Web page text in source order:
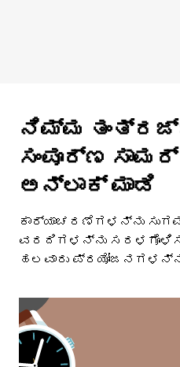
ನಿಮ್ಮ
ಸಂಪೂರ್ಣ
ಅನ್ಲಾಕ್ ಮಾಡಿ
ಕಾರ್ಯಾಚರಣೆಗಳನ್ನು
ವರದಿಗಳನ್ನು
ಹಲವಾರು